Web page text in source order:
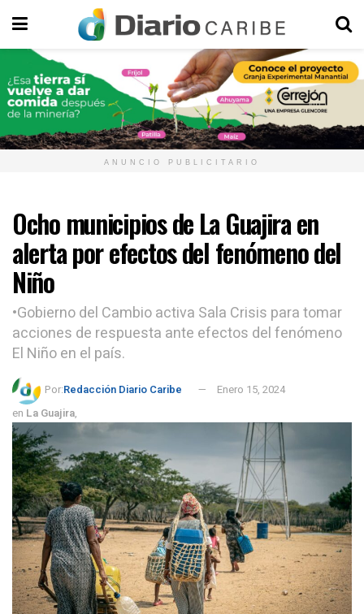
ANUNCIO PUBLICITARIO
Ocho municipios de La Guajira en
alerta por efectos del fenómeno del
Niño
•Gobierno del Cambio activa Sala Crisis para tomar
acciones de respuesta ante efectos del fenómeno
El Niño en el país.
Por:Redacción Diario Caribe
Enero 15, 2024
en La Guajira,